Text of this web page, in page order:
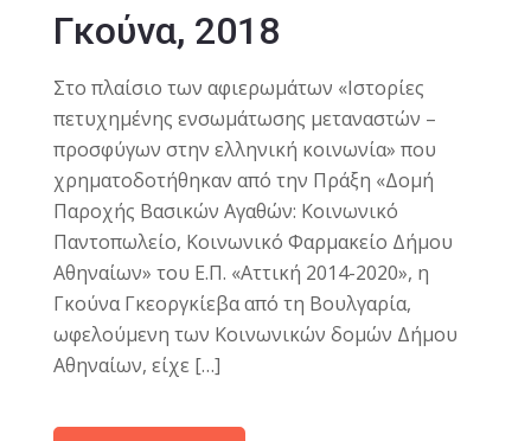
Γκούνα, 2018
Στο πλαίσιο των αφιερωμάτων «Ιστορίες
πετυχημένης ενσωμάτωσης μεταναστών –
προσφύγων στην ελληνική κοινωνία» που
χρηματοδοτήθηκαν από την Πράξη «Δομή
Παροχής Βασικών Αγαθών: Κοινωνικό
Παντοπωλείο, Κοινωνικό Φαρμακείο Δήμου
Αθηναίων» του Ε.Π. «Αττική 2014-2020», η
Γκούνα Γκεοργκίεβα από τη Βουλγαρία,
ωφελούμενη των Κοινωνικών δομών Δήμου
Αθηναίων, είχε […]